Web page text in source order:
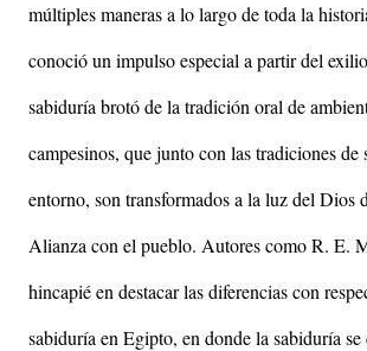
múltiples maneras a lo largo de toda la
conoció un impulso especial a partir del
sabiduría brotó de la tradición oral de
campesinos, que junto con las tradiciones de
entorno, son transformados a la luz del Dios
Alianza con el pueblo. Autores como R. E.
hincapié en destacar las diferencias con
sabiduría en Egipto, en donde la sabiduría se